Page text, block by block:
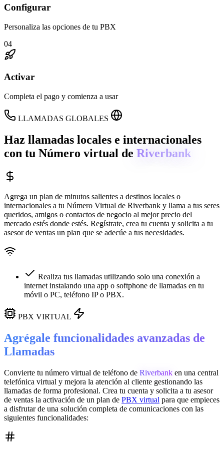
Configurar
Personaliza las opciones de tu PBX
04
Activar
Completa el pago y comienza a usar
LLAMADAS GLOBALES
Haz llamadas locales e internacionales
con tu Número virtual de Riverbank
Agrega un plan de minutos salientes a destinos locales o
internacionales a tu Número Virtual de Riverbank y llama a tus seres
queridos, amigos o contactos de negocio al mejor precio del
mercado estés donde estés. Regístrate, crea tu cuenta y solicita a tu
asesor de ventas un plan que se adecúe a tus necesidades.
Realiza tus llamadas utilizando solo una conexión a
internet instalando una app o softphone de llamadas en tu
móvil o PC, teléfono IP o PBX.
PBX VIRTUAL
Agrégale funcionalidades avanzadas de
Llamadas
Convierte tu número virtual de teléfono de Riverbank en una central
telefónica virtual y mejora la atención al cliente gestionando las
llamadas de forma profesional. Crea tu cuenta y solicita a tu asesor
de ventas la activación de un plan de PBX virtual para que empieces
a disfrutar de una solución completa de comunicaciones con las
siguientes funcionalidades: